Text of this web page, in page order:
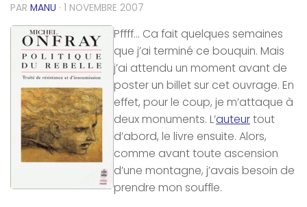
PAR MANU · 1 NOVEMBRE 2007
Pffff… Ca fait quelques semaines
que j’ai terminé ce bouquin. Mais
j’ai attendu un moment avant de
poster un billet sur cet ouvrage. En
effet, pour le coup, je m’attaque à
deux monuments. L’auteurtout
d’abord, le livre ensuite. Alors,
comme avant toute ascension
d’une montagne, j’avais besoin de
prendre mon souffle.